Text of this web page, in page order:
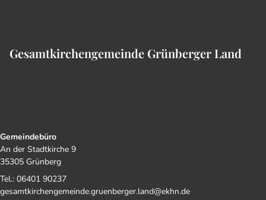
Gesamtkirchengemeinde Grünberger Land
Gemeindebüro
An der Stadtkirche 9
35305 Grünberg
Tel.: 06401 90237
gesamtkirchengemeinde.gruenberger.land@ekhn.de